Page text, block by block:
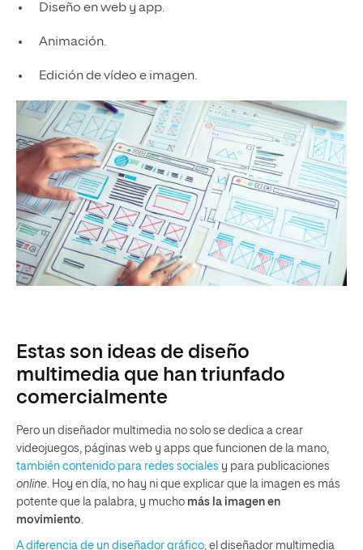
Diseño en web y app.
Animación.
Edición de vídeo e imagen.
Estas son ideas de diseño
multimedia que han triunfado
comercialmente
Pero un diseñador multimedia no solo se dedica a crear
videojuegos, páginas web y apps que funcionen de la mano,
también contenido para redes sociales y para publicaciones
online. Hoy en día, no hay ni que explicar que la imagen es más
potente que la palabra, y mucho más la imagen en
movimiento.
A diferencia de un diseñador gráfico, el diseñador multimedia